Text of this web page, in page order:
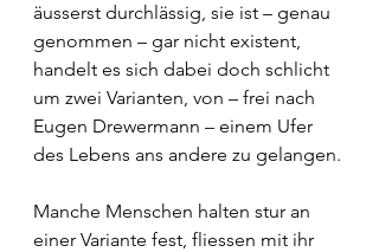
äusserst durchlässig, sie ist ­– genau
genommen – gar nicht existent,
handelt es sich dabei doch schlicht
um zwei Varianten, von – frei nach
Eugen Drewermann­ – einem Ufer
des Lebens ans andere zu gelangen.
Manche Menschen halten stur an
einer Variante fest, fliessen mit ihr